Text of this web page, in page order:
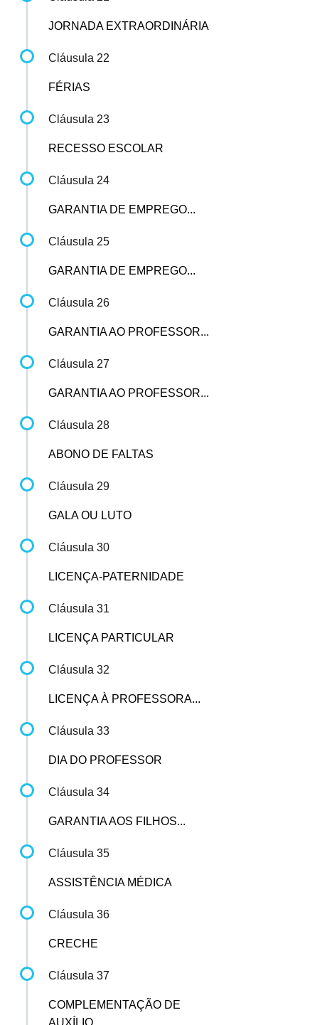
JORNADA EXTRAORDINÁRIA
Cláusula 22
FÉRIAS
Cláusula 23
RECESSO ESCOLAR
Cláusula 24
GARANTIA DE EMPREGO...
Cláusula 25
GARANTIA DE EMPREGO...
Cláusula 26
GARANTIA AO PROFESSOR...
Cláusula 27
GARANTIA AO PROFESSOR...
Cláusula 28
ABONO DE FALTAS
Cláusula 29
GALA OU LUTO
Cláusula 30
LICENÇA-PATERNIDADE
Cláusula 31
LICENÇA PARTICULAR
Cláusula 32
LICENÇA À PROFESSORA...
Cláusula 33
DIA DO PROFESSOR
Cláusula 34
GARANTIA AOS FILHOS...
Cláusula 35
ASSISTÊNCIA MÉDICA
Cláusula 36
CRECHE
Cláusula 37
COMPLEMENTAÇÃO DE
AUXÍLIO...